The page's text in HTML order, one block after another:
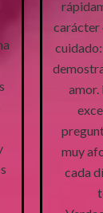
estaba
con mucho
fue
y
y